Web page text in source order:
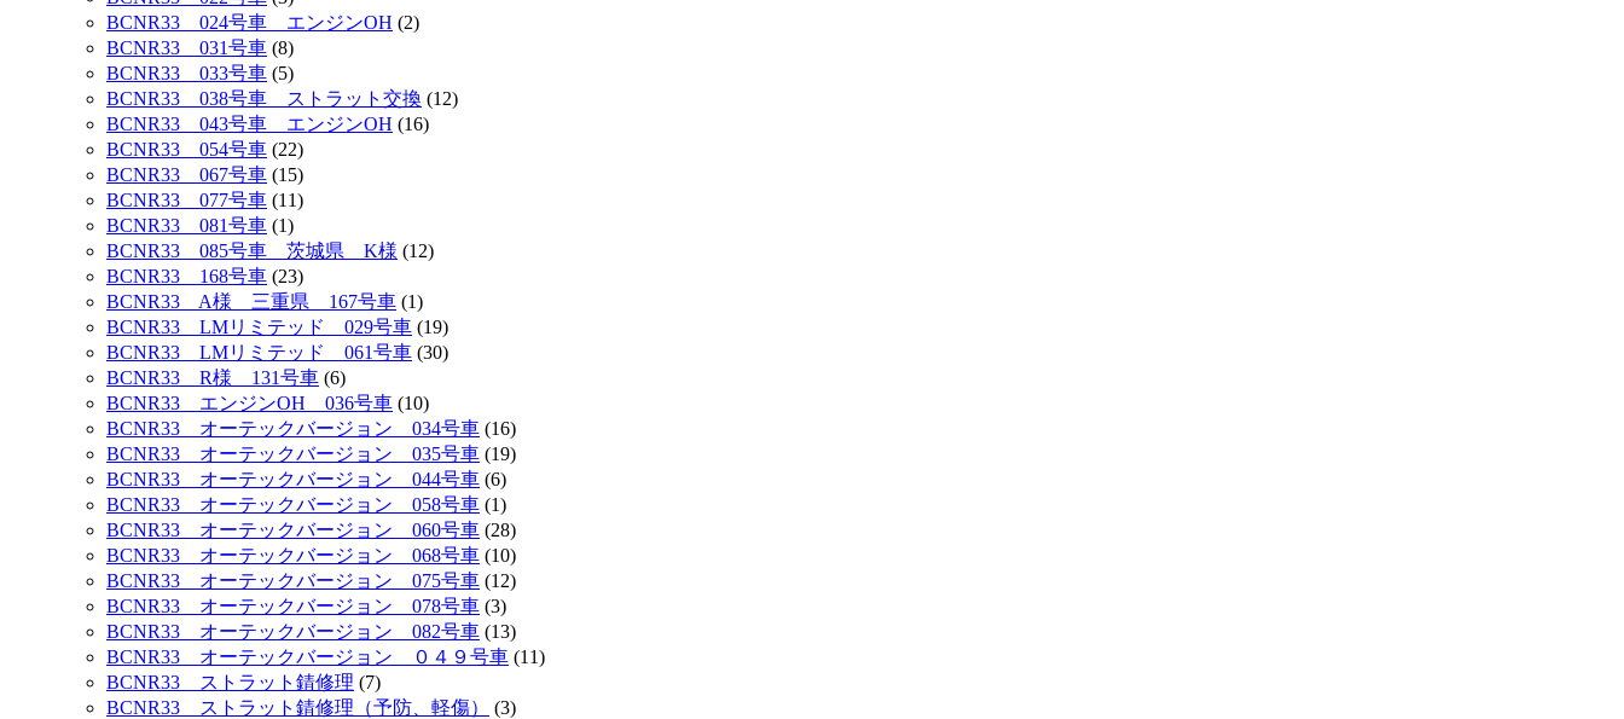
BCNR33 024号車 エンジンOH (2)
BCNR33 031号車 (8)
BCNR33 033号車 (5)
BCNR33 038号車 ストラット交換 (12)
BCNR33 043号車 エンジンOH (16)
BCNR33 054号車 (22)
BCNR33 067号車 (15)
BCNR33 077号車 (11)
BCNR33 081号車 (1)
BCNR33 085号車 茨城県 K様 (12)
BCNR33 168号車 (23)
BCNR33 A様 三重県 167号車 (1)
BCNR33 LMリミテッド 029号車 (19)
BCNR33 LMリミテッド 061号車 (30)
BCNR33 R様 131号車 (6)
BCNR33 エンジンOH 036号車 (10)
BCNR33 オーテックバージョン 034号車 (16)
BCNR33 オーテックバージョン 035号車 (19)
BCNR33 オーテックバージョン 044号車 (6)
BCNR33 オーテックバージョン 058号車 (1)
BCNR33 オーテックバージョン 060号車 (28)
BCNR33 オーテックバージョン 068号車 (10)
BCNR33 オーテックバージョン 075号車 (12)
BCNR33 オーテックバージョン 078号車 (3)
BCNR33 オーテックバージョン 082号車 (13)
BCNR33 オーテックバージョン ０４９号車 (11)
BCNR33 ストラット錆修理 (7)
BCNR33 ストラット錆修理（予防、軽傷）
(3)